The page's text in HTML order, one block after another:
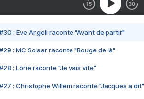
#30 : Eve Angeli raconte "Avant de partir"
#29 : MC Solaar raconte "Bouge de là"
#28 : Lorie raconte "Je vais vite"
#27 : Christophe Willem raconte "Jacques a dit"